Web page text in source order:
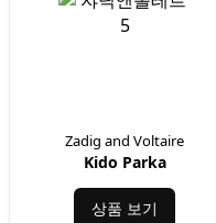
Zadig and Voltaire
Kido Parka
상품 보기